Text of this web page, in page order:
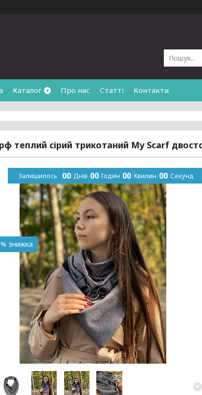
Каталог Про нас Статті Контакти
теплий сірий трикотаний My Scarf
Залишилось 00 Днів 00 Годин 00 Хвилин 00 Секунд